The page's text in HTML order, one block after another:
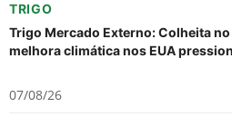
TRIGO
Trigo Mercado Externo: Colheita
melhora climática nos EUA
07/08/26